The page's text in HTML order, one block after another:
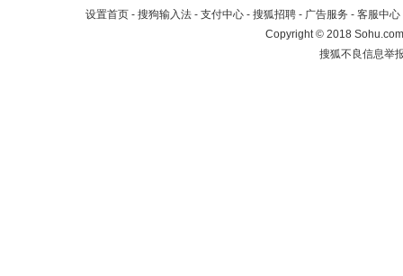
设置首页 - 搜狗输入法 - 支付中心 - 搜狐招聘 - 广告服务 - 客服中心
Copyright©2018
搜狐不良信息举